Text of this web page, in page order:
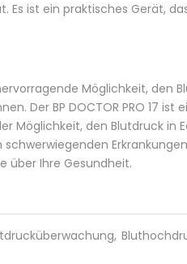
Es ist ein praktisches Gerät,
Möglichkeit, den
Der BP DOCTOR PRO 17 ist
Möglichkeit, den Blutdruck in
schwerwiegenden
über Ihre Gesundheit.
,